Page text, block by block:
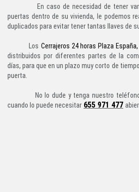
En caso de necesidad de tener
puertas dentro de su vivienda, le podemos
duplicados para evitar tener tantas llaves de
Los Cerrajeros 24 horas Plaza España,
distribuidos por diferentes partes de la
días, para que en un plazo muy corto de
puerta.
No lo dude y tenga nuestro teléfono a
cuando lo puede necesitar 655 971 477